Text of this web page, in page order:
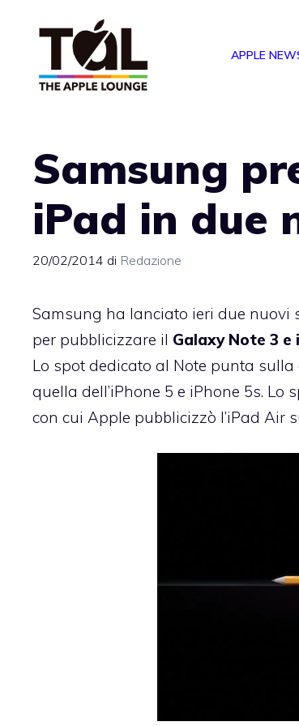
APPLE
Samsung
iPad in due
20/02/2014 di Redazione
Samsung ha lanciato ieri due nuovi
per pubblicizzare il Galaxy Note 3 e
Lo spot dedicato al Note punta
quella dell’iPhone 5 e iPhone 5s. Lo
con cui Apple pubblicizzò l’iPad Air